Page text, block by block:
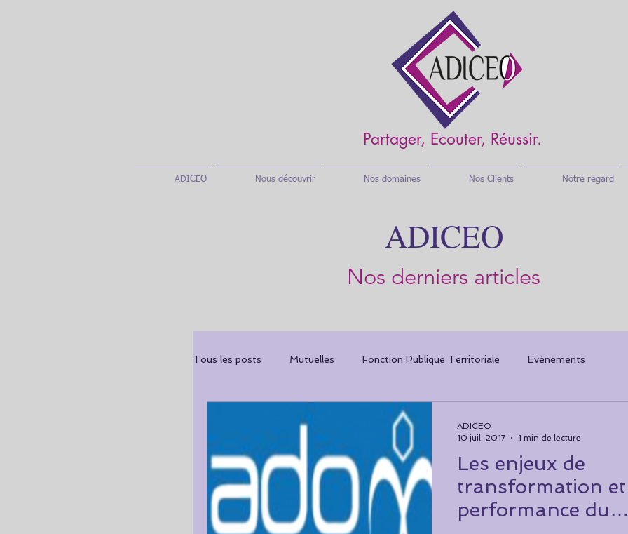
Partager, Ecouter, Réussir.
ADICEO Nous découvrir Nos domaines Nos Clients Notre regard
ADICEO
Nos derniers articles
Tous les posts Mutuelles Fonction Publique Territoriale Evènements
Organismes d'assurance
Protection Sociale ADICEO Livre III Mutualité Digital ORSA
Livre Blanc Fonction Publique
Les enjeux de
transformation et
performance du
ADICEO
10 juil. 2017
1 min de lecture